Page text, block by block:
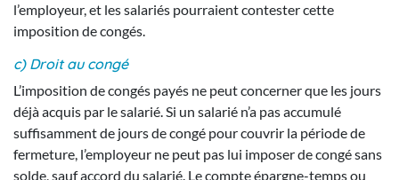
l’employeur, et les salariés pourraient contester cette
imposition de congés.
c) Droit au congé
L’imposition de congés payés ne peut concerner que les jours
déjà acquis par le salarié. Si un salarié n’a pas accumulé
suffisamment de jours de congé pour couvrir la période de
fermeture, l’employeur ne peut pas lui imposer de congé sans
solde, sauf accord du salarié. Le compte épargne-temps ou